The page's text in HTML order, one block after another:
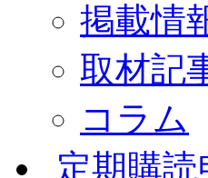
掲載情
取材記
コラム
定期購読